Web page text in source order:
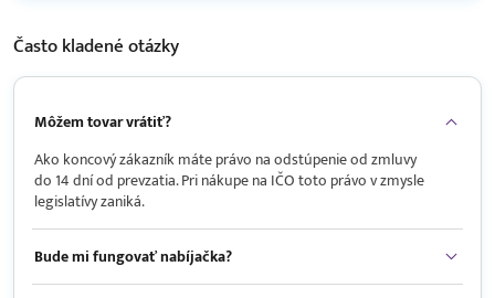
Často kladenéotázky
Môžem tovar vrátiť?
Ako koncový zákazník máte právo na odstúpenie od zmluvy
do 14 dní od prevzatia. Pri nákupe na IČO toto právo v zmysle
legislatívy zaniká.
Bude mi fungovať nabíjačka?